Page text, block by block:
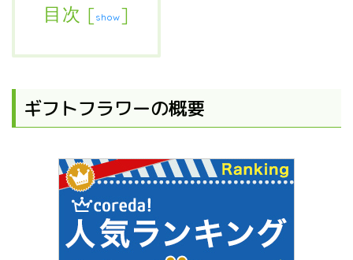
目次 [show]
ギフトフラワーの概要